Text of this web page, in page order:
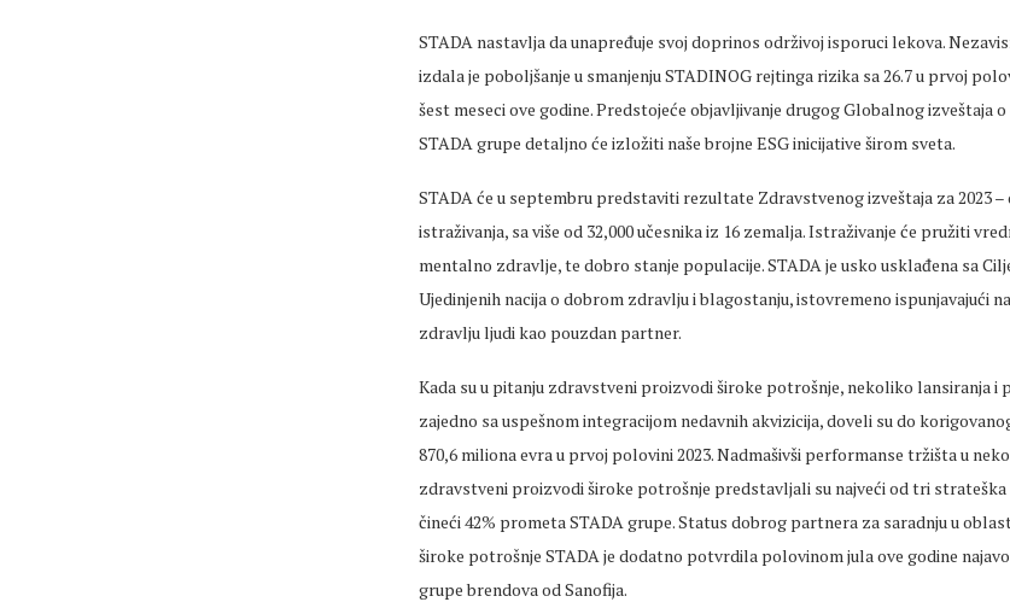
STADA nastavlja da unapređuje svoj doprinos održivoj isporuci lekova.
izdala je poboljšanje u smanjenju STADINOG rejtinga rizika sa 26.7 u prvoj
šest meseci ove godine. Predstojeće objavljivanje drugog Globalnog izveštaja
STADA grupe detaljno će izložiti naše brojne ESG inicijative širom sveta.
STADA će u septembru predstaviti rezultate Zdravstvenog izveštaja za 2023
istraživanja, sa više od 32,000 učesnika iz 16 zemalja. Istraživanje će pružiti
mentalno zdravlje, te dobro stanje populacije. STADA je usko usklađena sa
Ujedinjenih nacija o dobrom zdravlju i blagostanju, istovremeno ispunjavajući
zdravlju ljudi kao pouzdan partner.
Kada su u pitanju zdravstveni proizvodi široke potrošnje, nekoliko lansiranja i
zajedno sa uspešnom integracijom nedavnih akvizicija, doveli su do
870,6 miliona evra u prvoj polovini 2023. Nadmašivši performanse tržišta u
zdravstveni proizvodi široke potrošnje predstavljali su najveći od tri
čineći 42% prometa STADA grupe. Status dobrog partnera za saradnju u
široke potrošnje STADA je dodatno potvrdila polovinom jula ove godine
grupe brendova od Sanofija.